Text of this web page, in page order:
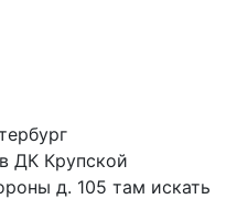
ДК Крупской
д. 105 там искать